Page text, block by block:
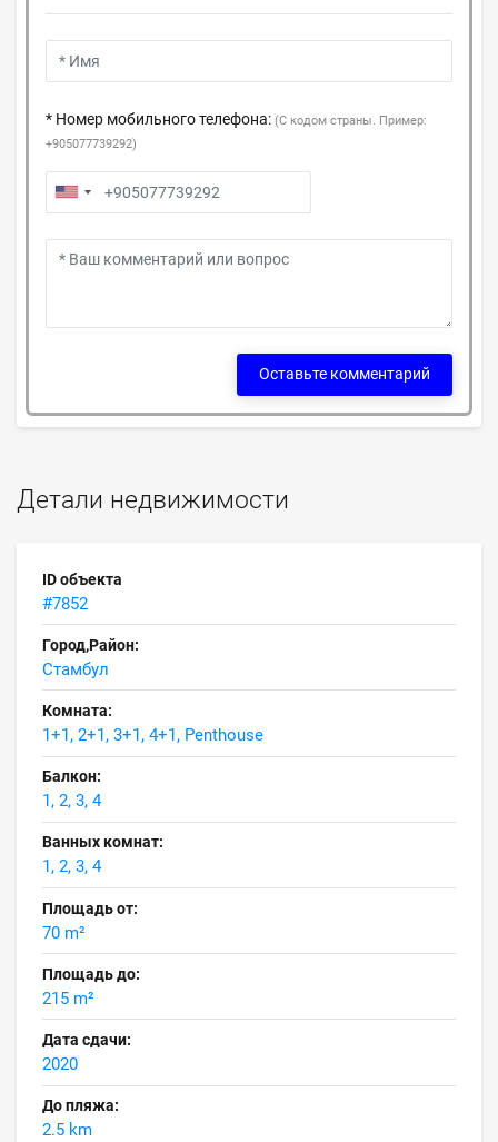
Детали недвижимости
ID объекта
#7852
Город,Район:
Стамбул
Комната:
1+1, 2+1, 3+1, 4+1, Penthouse
Балкон:
1, 2, 3, 4
Ванных комнат:
1, 2, 3, 4
Площадь от:
70 m²
Площадь до:
215 m²
Дата сдачи:
2020
До пляжа:
2.5 km
* Номер мобильного телефона: (С кодом страны. Пример:
+905077739292)
Оставьте комментарий